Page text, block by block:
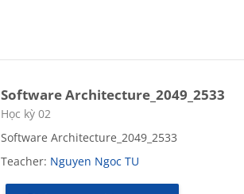
Software Architecture_2049_2533
Course category
Học kỳ 02
Software Architecture_2049_2533
Teacher: Nguyen Ngoc TU